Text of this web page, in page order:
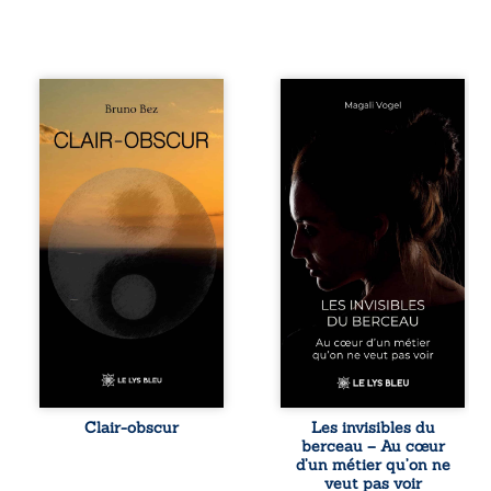
Composé en
obscur aborde la
relations
humaines, la
nature et les
territoires à partir
d’expériences
personnelles.
Entre clarté et
obscurité, les
poèmes traduisent
les observations
façonnés au fil
portent un regard
sensible sur
Clair-obscur
Qui prend soin de
celles et ceux
confions nos
enfants ? Derrière
la douceur
apparente des
maisons d’accueil
se joue une réalité
que nul ne
soupçonne :
rémunérations
dérisoires,
solitude,
épuisement,
responsabilités
travers des
témoignages
saisissants et sa
propre expérience,
Les invisibles du
berceau – Au cœur
d’un métier qu’on ne
veut pas voir